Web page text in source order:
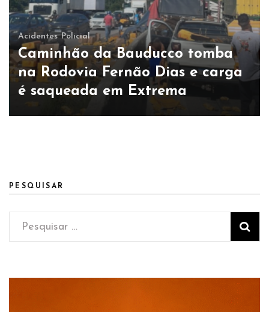
Acidentes Policial
Caminhão da Bauducco tomba
na Rodovia Fernão Dias e carga
é saqueada em Extrema
PESQUISAR
Pesquisar
por: